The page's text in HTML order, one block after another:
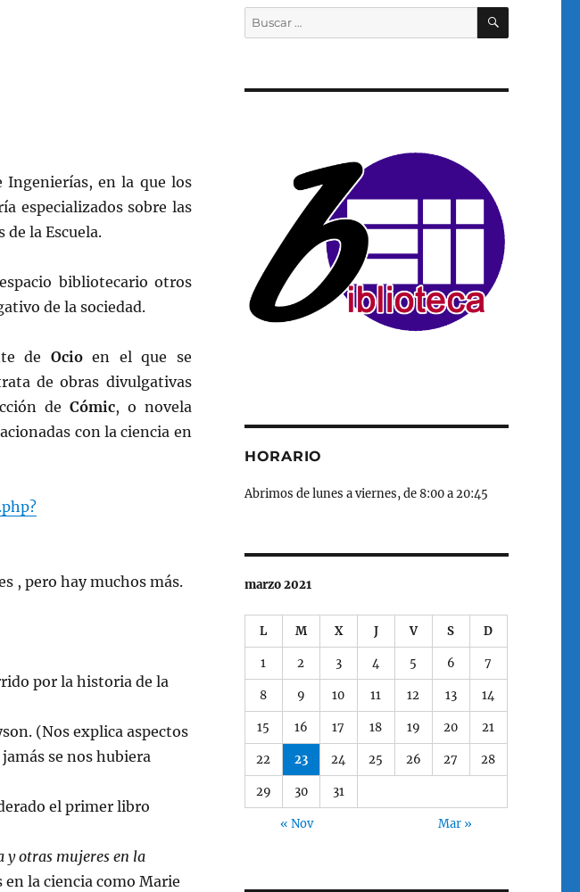
Ingenierías, en la que los
especializados sobre las
la Escuela.
bibliotecario otros
de la sociedad.
de Ocioen el que se
de obras divulgativas
de Cómic, o novela
con la ciencia en
, pero hay muchos más.
por la historia de la
(Nos explica aspectos
se nos hubiera
el primer libro
y otras mujeres en la
la ciencia como Marie
Buscar
por:
BUSCAR
HORARIO
Abrimos de lunes a viernes, de 8:00 a 20:45
marzo 2021
L M X J V S D
1 2 3 4 5 6 7
8 9 10 11 12 13 14
15 16 17 18 19 20 21
22 23 24 25 26 27 28
29 30 31
« Nov Mar »